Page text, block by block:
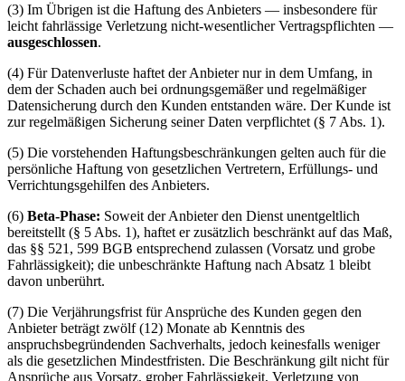
(3) Im Übrigen ist die Haftung des Anbieters — insbesondere für
leicht fahrlässige Verletzung nicht-wesentlicher Vertragspflichten —
ausgeschlossen.
(4) Für Datenverluste haftet der Anbieter nur in dem Umfang, in
dem der Schaden auch bei ordnungsgemäßer und regelmäßiger
Datensicherung durch den Kunden entstanden wäre. Der Kunde ist
zur regelmäßigen Sicherung seiner Daten verpflichtet (§ 7 Abs. 1).
(5) Die vorstehenden Haftungsbeschränkungen gelten auch für die
persönliche Haftung von gesetzlichen Vertretern, Erfüllungs- und
Verrichtungsgehilfen des Anbieters.
(6) Beta-Phase: Soweit der Anbieter den Dienst unentgeltlich
bereitstellt (§ 5 Abs. 1), haftet er zusätzlich beschränkt auf das Maß,
das §§ 521, 599 BGB entsprechend zulassen (Vorsatz und grobe
Fahrlässigkeit); die unbeschränkte Haftung nach Absatz 1 bleibt
davon unberührt.
(7) Die Verjährungsfrist für Ansprüche des Kunden gegen den
Anbieter beträgt zwölf (12) Monate ab Kenntnis des
anspruchsbegründenden Sachverhalts, jedoch keinesfalls weniger
als die gesetzlichen Mindestfristen. Die Beschränkung gilt nicht für
Ansprüche aus Vorsatz, grober Fahrlässigkeit, Verletzung von